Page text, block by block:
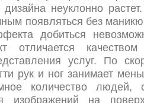
дизайна неуклонно
появляться без
добиться
качеством
услуг. По
рук и ног занимает
количество
изображений на